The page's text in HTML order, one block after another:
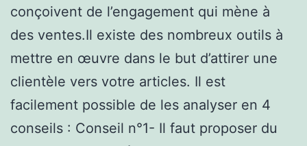
conçoivent de l’engagement qui mène à
des ventes.Il existe des nombreux outils à
mettre en œuvre dans le but d’attirer une
clientèle vers votre articles. Il est
facilement possible de les analyser en 4
conseils : Conseil n°1- Il faut proposer du